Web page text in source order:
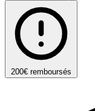
200€ remboursés